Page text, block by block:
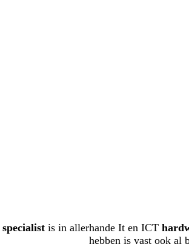
specialist is in allerhande It en ICT
hebben is vast ook al